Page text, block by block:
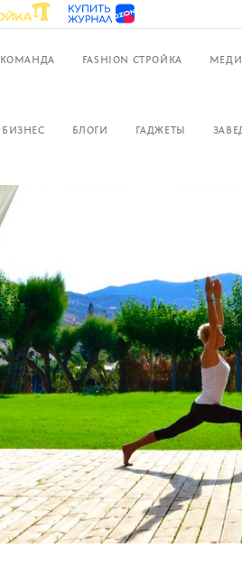
КОМАНДА FASHION СТРОЙКА
БИЗНЕС БЛОГИ ГАДЖЕТЫ